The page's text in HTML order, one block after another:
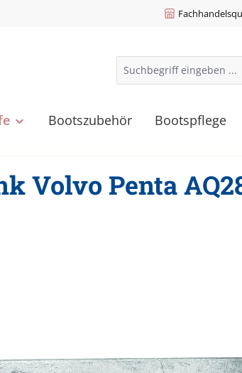
Bootszubehör Bootspflege
Volvo Penta